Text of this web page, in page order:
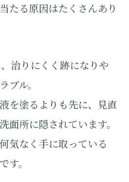
たる原因はたくさんあり
治りにくく跡になりや
ブル。
を塗るよりも先に、見直
面所に隠されています。
気なく手に取っている
す。